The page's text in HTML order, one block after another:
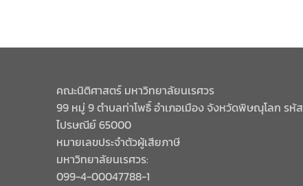
คณะนิติศาสตร์ มหาวิทยาลัยนเรศวร
99 หมู่ 9 ตำบลท่าโพธิ์ อำเภอเมือง จังหวัดพิษณุโลก รหัส
ไปรษณีย์ 65000
หมายเลขประจำตัวผู้เสียภาษี
มหาวิทยาลัยนเรศวร:
099-4-00047788-1